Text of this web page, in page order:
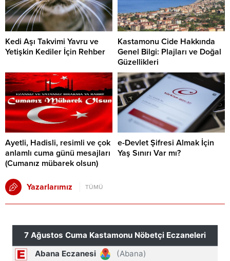
Kedi Aşı Takvimi Yavru ve
Yetişkin Kediler İçin Rehber
Kastamonu Cide Hakkında
Genel Bilgi: Plajları ve Doğal
Güzellikleri
Ayetli, Hadisli, resimli ve çok
anlamlı cuma günü mesajları
(Cumanız mübarek olsun)
e-Devlet Şifresi Almak İçin
Yaş Sınırı Var mı?
Yazarlarımız TÜMÜ